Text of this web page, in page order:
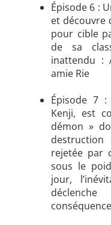
Épisode 6 :
et découvre
pour cible
de sa
inattendu :
amie Rie
Épisode 7
Kenji, est
démon »
rejetée par
sous le
jour,